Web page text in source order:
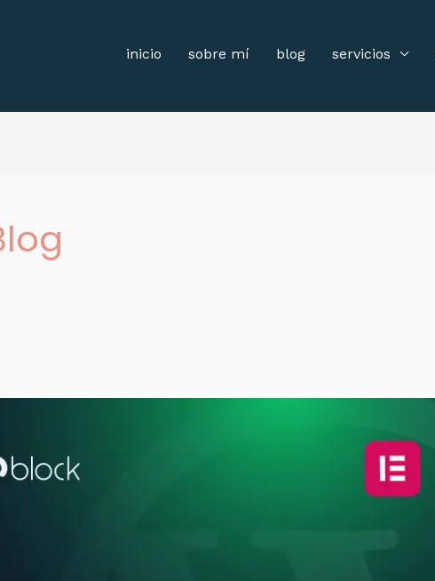
inicio sobre mí blog servicios